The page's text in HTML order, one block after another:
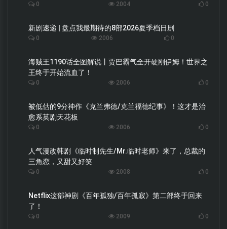
0 2004 0
新剧速递 | 盘点我最期待的8部2026夏季档日剧
0 2006 0
海贼王1190话全图解说丨贾巴霸气全开硬刚伊姆！世界之
王终于开始流血了！
0 2006 0
被低估的9分神作《克兰弗德/克兰福德纪事》！这才是治
愈系英剧天花板
0 2006 0
人气漫改韩剧《临时制先生/Mr.临时老师》来了，总裁的
三角恋，又甜又好笑
0 2008 0
Netflix这部神剧《百年孤独/百年孤寂》第二部终于回来
了！
0 2009 0